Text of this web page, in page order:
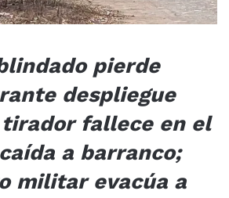
pierde
despliegue
fallece en el
a barranco;
militar evacúa a